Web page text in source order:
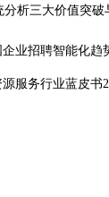
析三大价值突破
业招聘智能化趋
服务行业蓝皮书